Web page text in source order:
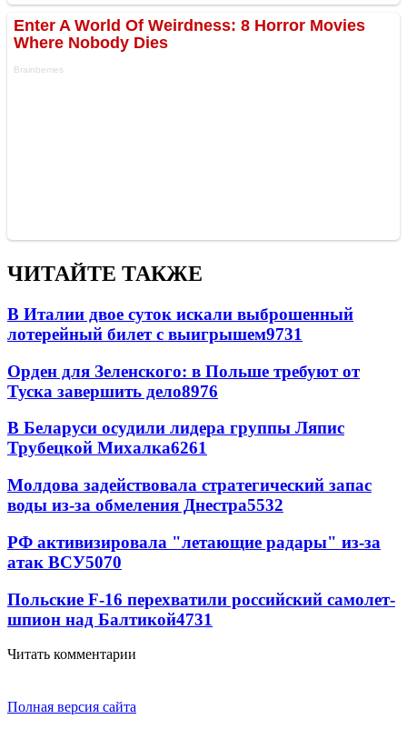
ЧИТАЙТЕ ТАКЖЕ
В Италии двое суток искали выброшенный
лотерейный билет с выигрышем9731
Орден для Зеленского: в Польше требуют от
Туска завершить дело8976
В Беларуси осудили лидера группы Ляпис
Трубецкой Михалка6261
Молдова задействовала стратегический запас
воды из-за обмеления Днестра5532
РФ активизировала "летающие радары" из-за
атак ВСУ5070
Польские F-16 перехватили российский самолет-
шпион над Балтикой4731
Читать комментарии
Полная версия сайта